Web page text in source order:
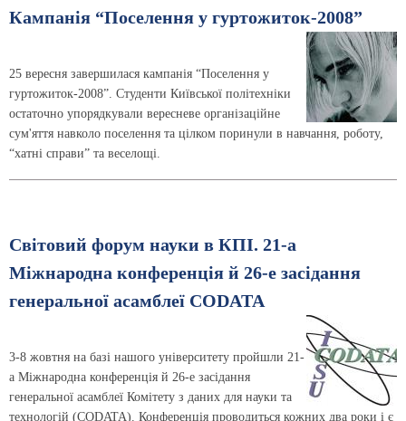
Кампанія “Поселення у гуртожиток-2008”
25 вересня завершилася кампанія “Поселення у
гуртожиток-2008”. Студенти Київської політехніки
остаточно упорядкували вересневе організаційне
сум'яття навколо поселення та цілком поринули в навчання, роботу,
“хатні справи” та веселощі.
Світовий форум науки в КПІ. 21-а
Міжнародна конференція й 26-е засідання
генеральної асамблеї СODATA
3-8 жовтня на базі нашого університету пройшли 21-
а Міжнародна конференція й 26-е засідання
генеральної асамблеї Комітету з даних для науки та
технологій (СODATA). Конференція проводиться кожних два роки і є